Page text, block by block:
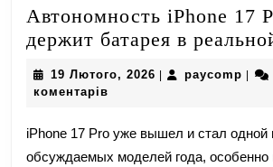
Автономность iPhone 17
держит батарея в
19 Лютого, 2026 19
paycomp
коментарів
iPhone 17 Pro уже вышел и стал одной
обсуждаемых моделей года, особенно